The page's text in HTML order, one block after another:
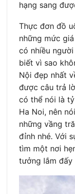
hạng sang
Thực đơn đồ
những mức
có nhiều
biết vì sao
Nội đẹp nhất
được câu trả
có thể nói là
Ha Noi, nên
những vầng
đỉnh nhé. Với
tìm một nơi
tưởng lắm đấy